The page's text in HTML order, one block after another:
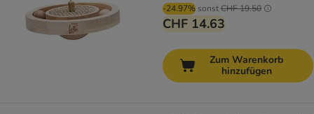
-24.97% sonstCHF 19.50
CHF 14.63
Zum Warenkorb
hinzufügen